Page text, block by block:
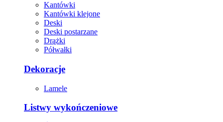
Kantówki
Kantówki klejone
Deski
Deski postarzane
Drążki
Półwałki
Dekoracje
Lamele
Listwy wykończeniowe